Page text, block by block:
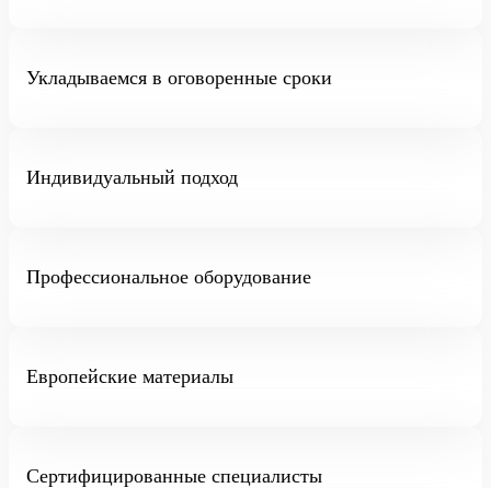
Укладываемся в оговоренные сроки
Индивидуальный подход
Профессиональное оборудование
Европейские материалы
Сертифицированные специалисты